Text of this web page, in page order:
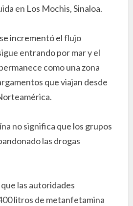
en Los Mochis, Sinaloa.
incrementó el flujo
entrando por mar y el
como una zona
que viajan desde
no significa que los grupos
las drogas
las autoridades
litros de metanfetamina